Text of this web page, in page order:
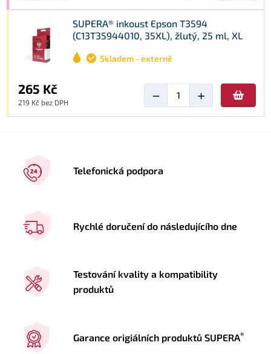
SUPERA® inkoust Epson T3594
(C13T35944010, 35XL), žlutý, 25 ml, XL
Skladem - externě
265 Kč
219 Kč bez DPH − +
Telefonická podpora
Rychlé doručení do následujícího dne
Testování kvality a kompatibility
produktů
Garance origiálních produktů SUPERA®